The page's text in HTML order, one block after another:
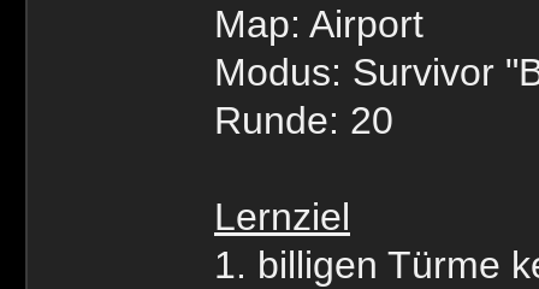
Map: Airport
Modus: Survivor
Runde: 20
Lernziel
1. billigen Türme